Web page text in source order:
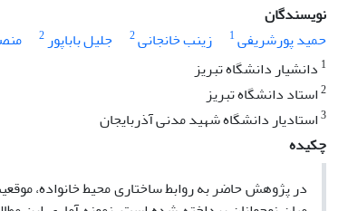
نویسندگان
حمید پورشریفی1 زینب خانجانی2 جلیل باباپور2
1 دانشیار دانشگاه تبریز
2استاد دانشگاه تبریز
3استادیار دانشگاه شهید مدنی آذربایجان
چکیده
در پژوهش حاضر به روابط ساختاری محیط خانواده،